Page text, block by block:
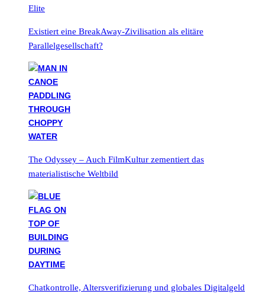
Elite
Existiert eine BreakAway-Zivilisation als elitäre
Parallelgesellschaft?
The Odyssey – Auch FilmKultur zementiert das
materialistische Weltbild
Chatkontrolle, Altersverifizierung und globales Digitalgeld